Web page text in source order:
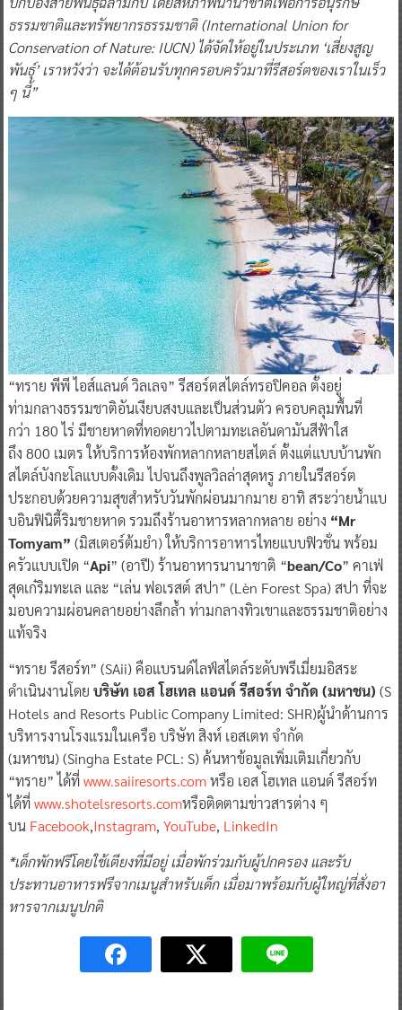
ธรรมชาติและทรัพยากรธรรมชาติ (International Union for
Conservation of Nature: IUCN) ได้จัดให้อยู่ในประเภท ‘เสี่ยงสูญ
พันธุ์’ เราหวังว่า จะได้ต้อนรับทุกครอบครัวมาที่รีสอร์ตของเราในเร็ว
ๆ นี้”
“ทราย พีพี ไอส์แลนด์ วิลเลจ” รีสอร์ตสไตล์ทรอปิคอล ตั้งอยู่
ท่ามกลางธรรมชาติอันเงียบสงบและเป็นส่วนตัว ครอบคลุมพื้นที่
กว่า 180 ไร่ มีชายหาดที่ทอดยาวไปตามทะเลอันดามันสีฟ้าใส
ถึง 800 เมตร ให้บริการห้องพักหลากหลายสไตล์ ตั้งแต่แบบบ้านพัก
สไตล์บังกะโลแบบดั้งเดิม ไปจนถึงพูลวิลล่าสุดหรู ภายในรีสอร์ต
ประกอบด้วยความสุขสำหรับวันพักผ่อนมากมาย อาทิ สระว่ายน้ำแบ
บอินฟินิตี้ริมชายหาด รวมถึงร้านอาหารหลากหลาย อย่าง “Mr
Tomyam” (มิสเตอร์ต้มยำ) ให้บริการอาหารไทยแบบฟิวชั่น พร้อม
ครัวแบบเปิด “Api” (อาปี) ร้านอาหารนานาชาติ “bean/Co” คาเฟ่
สุดเก๋ริมทะเล และ “เล่น ฟอเรสต์ สปา” (Lèn Forest Spa) สปา ที่จะ
มอบความผ่อนคลายอย่างลึกล้ำ ท่ามกลางทิวเขาและธรรมชาติอย่าง
แท้จริง
“ทราย รีสอร์ท” (SAii) คือแบรนด์ไลฟ์สไตล์ระดับพรีเมี่ยมอิสระ
ดำเนินงานโดย บริษัท เอส โฮเทล แอนด์ รีสอร์ท จำกัด (มหาชน) (S
Hotels and Resorts Public Company Limited: SHR)ผู้นำด้านการ
บริหารงานโรงแรมในเครือ บริษัท สิงห์ เอสเตท จำกัด
(มหาชน) (Singha Estate PCL: S) ค้นหาข้อมูลเพิ่มเติมเกี่ยวกับ
“ทราย” ได้ที่www.saiiresorts.comหรือ เอส โฮเทล แอนด์ รีสอร์ท
ได้ที่www.shotelsresorts.comหรือติดตามข่าวสารต่าง ๆ
บน Facebook,Instagram, YouTube, LinkedIn
*เด็กพักฟรีโดยใช้เตียงที่มีอยู่เมื่อพักร่วมกับผู้ปกครอง และรับ
ประทานอาหารฟรีจากเมนูสำหรับเด็ก เมื่อมาพร้อมกับผู้ใหญ่ที่สั่งอา
หารจากเมนูปกติ